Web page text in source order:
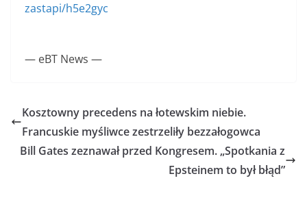
zastapi/h5e2gyc
— eBT News —
Kosztowny precedens na łotewskim niebie.
Francuskie myśliwce zestrzeliły bezzałogowca
Bill Gates zeznawał przed Kongresem. „Spotkania z
Epsteinem to był błąd”